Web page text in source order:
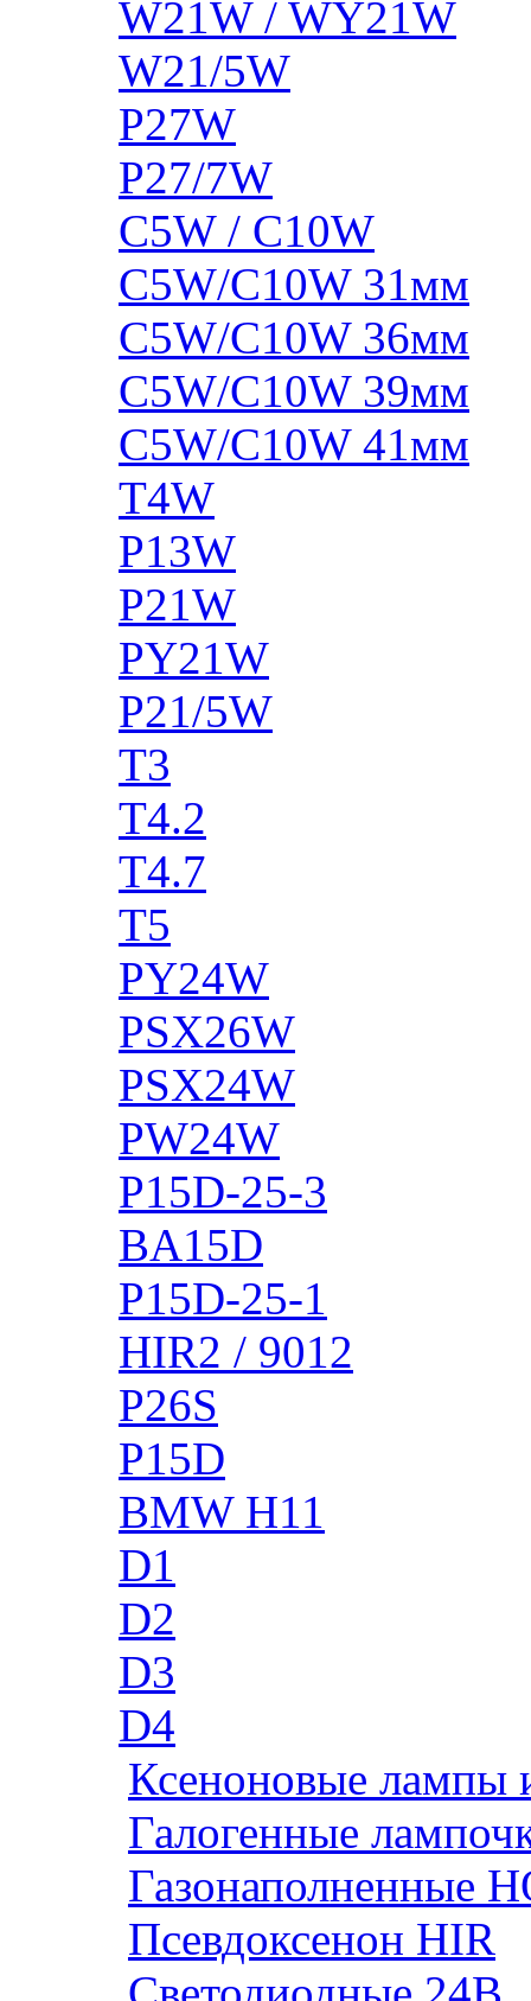
W21W / WY21W
W21/5W
P27W
P27/7W
C5W / C10W
C5W/C10W 31мм
C5W/C10W 36мм
C5W/C10W 39мм
C5W/C10W 41мм
T4W
P13W
P21W
PY21W
P21/5W
T3
T4.2
T4.7
T5
PY24W
PSX26W
PSX24W
PW24W
P15D-25-3
BA15D
P15D-25-1
HIR2 / 9012
P26S
P15D
BMW H11
D1
D2
D3
D4
Ксеноновые лампы
Галогенные
Газонаполненные
Псевдоксенон HIR